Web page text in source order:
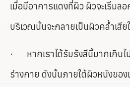
เมื่อมีอาการแดงที่ผิว ผิวจะเริ่มล
บริเวณนั้นจะกลายเป็นผิวคล้ำเสีย
· หากเราได้รับรังสีนี้มากเกินไ
ร่างกาย ดังนั้นภายใต้ผิวหนังของ